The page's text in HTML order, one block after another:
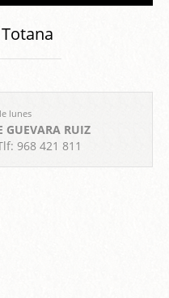
lunes
GUEVARA RUIZ
968 421 811